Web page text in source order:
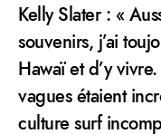
Kelly Slater : «
souvenirs, j’ai
Hawaï et d’y
vagues étaient
culture surf